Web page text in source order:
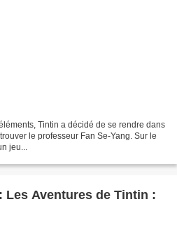
Tintin a décidé de se rendre dans
le professeur Fan Se-Yang. Sur le
jeu...
Les Aventures de Tintin :